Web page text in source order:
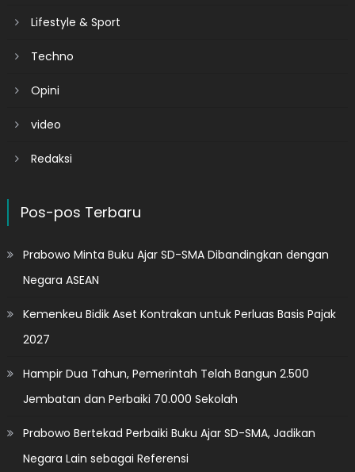
Lifestyle & Sport
Techno
Opini
video
Redaksi
Pos-pos Terbaru
Prabowo Minta Buku Ajar SD-SMA Dibandingkan dengan
Negara ASEAN
Kemenkeu Bidik Aset Kontrakan untuk Perluas Basis Pajak
2027
Hampir Dua Tahun, Pemerintah Telah Bangun 2.500
Jembatan dan Perbaiki 70.000 Sekolah
Prabowo Bertekad Perbaiki Buku Ajar SD-SMA, Jadikan
Negara Lain sebagai Referensi